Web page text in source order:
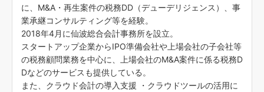
に、M&A・再生案件の税務DD（デューデリジェンス）、事
業承継コンサルティング等を経験。
2018年4月に仙波総合会計事務所を設立。
スタートアップ企業からIPO準備会社や上場会社の子会社等
の税務顧問業務を中心に、上場会社のM&A案件に係る税務D
Dなどのサービスも提供している。
また、クラウド会計の導入支援 ・クラウドツールの活用に